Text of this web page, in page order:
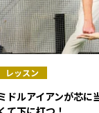
レッスン
ドルアイアンが芯に